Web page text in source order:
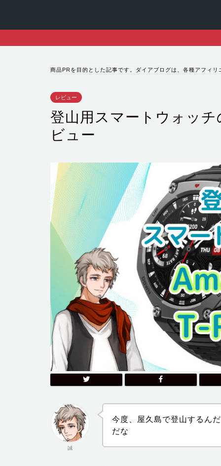
商品PRを目的とした記事です。ダイアブログは、各種アフィ
レビュー
登山用スマートウォッ
ビュー
誠
今度、屋久島で登山するん
だな